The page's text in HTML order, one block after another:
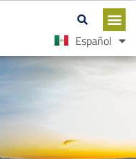
Español
English